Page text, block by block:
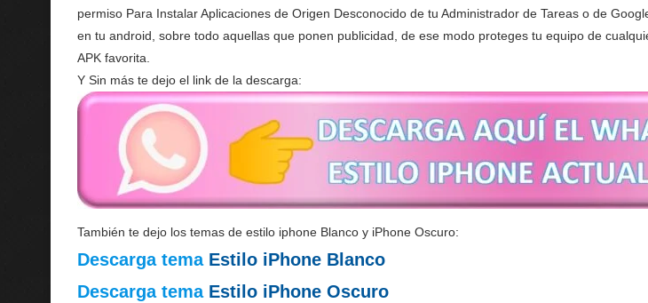
permiso Para Instalar Aplicaciones de Origen Desconocido de tu Administrador de Tareas o de
en tu android, sobre todo aquellas que ponen publicidad, de ese modo proteges tu equipo de
APK favorita.
Y Sin más te dejo el link de la descarga:
También te dejo los temas de estilo iphone Blanco y iPhone Oscuro:
Descarga tema Estilo iPhone Blanco
Descarga tema Estilo iPhone Oscuro